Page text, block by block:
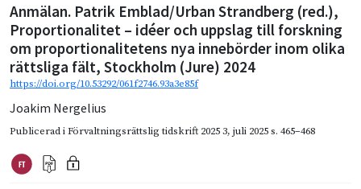
Anmälan. Patrik Emblad/Urban Strandberg (red.),
Proportionalitet – idéer och uppslag till forskning
om proportionalitetens nya innebörder inom olika
rättsliga fält, Stockholm (Jure) 2024
https://doi.org/10.53292/061f2746.93a3e85f
Joakim Nergelius
Publicerad iFörvaltningsrättslig tidskrift 2025 3, juli 2025s. 465–468